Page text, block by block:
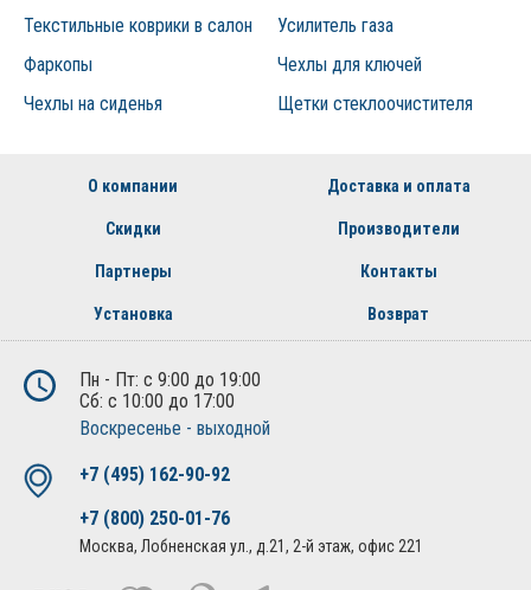
Текстильные коврики в салон
Усилитель газа
Фаркопы
Чехлы для ключей
Чехлы на сиденья
Щетки стеклоочистителя
О компании Доставка и оплата
Скидки Производители
Партнеры Контакты
Установка Возврат
Пн - Пт: с 9:00 до 19:00
Сб: с 10:00 до 17:00
Воскресенье - выходной
+7 (495) 162-90-92
+7 (800) 250-01-76
Москва, Лобненская ул., д.21, 2-й этаж, офис 221